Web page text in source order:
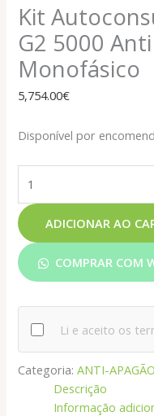
Kit
G2 5000
Monofásico
5,754.00€
Disponível por
ADICIONAR AO
COMPRAR COM
Li e aceito os
Categoria:ANTI-APAGÃO
Descrição
Informação